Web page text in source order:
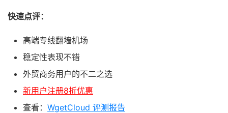
快速点评：
高端专线翻墙机场
稳定性表现不错
外贸商务用户的不二之选
新用户注册8折优惠
查看： WgetCloud 评测报告